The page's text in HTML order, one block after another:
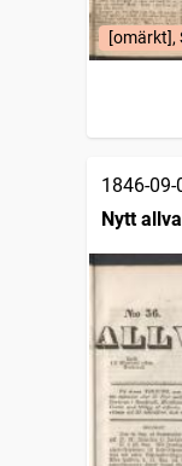
[omärkt],
1846-09-
Nytt